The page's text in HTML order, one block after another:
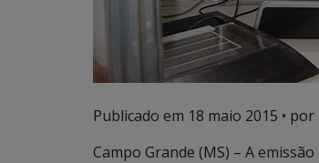
Publicado em 18 maio 2015 • por
Campo Grande (MS) – A